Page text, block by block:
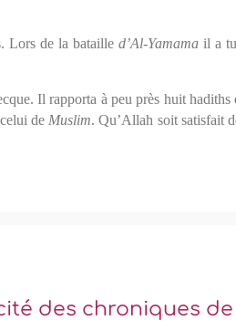
Lors de la bataille d’Al-Yamamail a
Il rapporta à peu près huit
deMuslim. Qu’Allah soit satisfait
des chroniques